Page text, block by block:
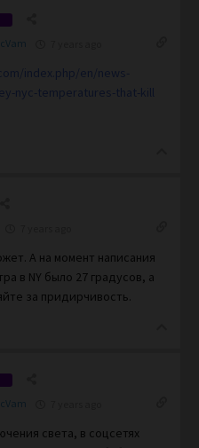
index.php/en/news-
nyc-temperatures-that-kill
А на момент написания
в NY было 27 градусов, а
за придирчивость.
света, в соцсетях